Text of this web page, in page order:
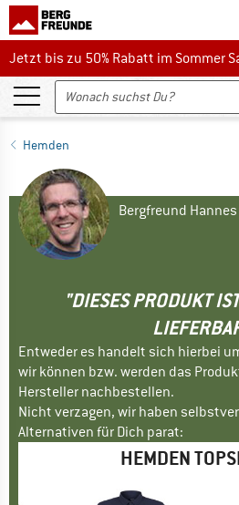
Jetzt bis zu 50% Rabatt im Sommer
Jetzt bis zu 50% Rabatt im Sommer
Hemden
Bergfreund Hannes
"DIESES PRODUKT
Entweder es handelt sich hierbei
wir können bzw. werden das
Hersteller nachbestellen.
Nicht verzagen, wir haben
Alternativen für Dich parat:
HEMDEN